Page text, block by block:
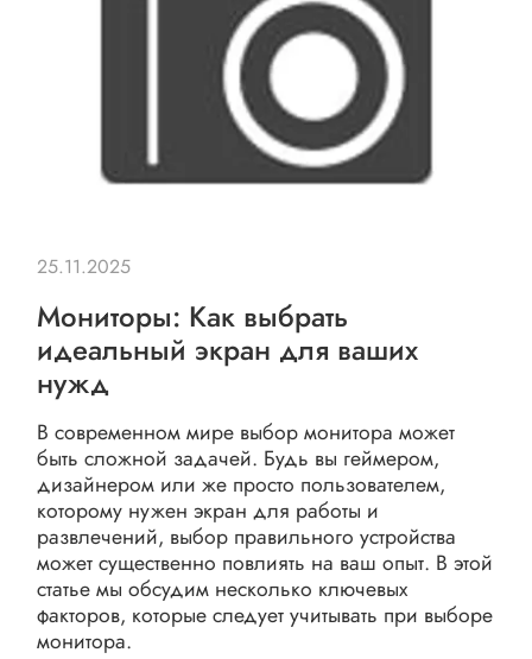
Мониторы: Как выбрать
идеальный экран для ваших
нужд
В современном мире выбор монитора может
быть сложной задачей. Будь вы геймером,
дизайнером или же просто пользователем,
которому нужен экран для работы и
развлечений, выбор правильного устройства
может существенно повлиять на ваш опыт. В этой
статье мы обсудим несколько ключевых
факторов, которые следует учитывать при выборе
монитора.
25.11.2025